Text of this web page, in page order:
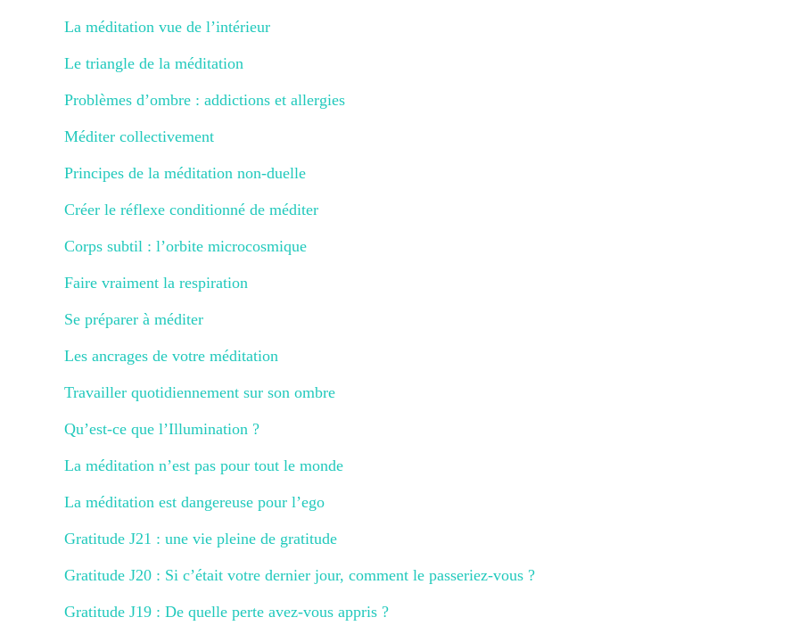
La méditation vue de l’intérieur
Le triangle de la méditation
Problèmes d’ombre : addictions et allergies
Méditer collectivement
Principes de la méditation non-duelle
Créer le réflexe conditionné de méditer
Corps subtil : l’orbite microcosmique
Faire vraiment la respiration
Se préparer à méditer
Les ancrages de votre méditation
Travailler quotidiennement sur son ombre
Qu’est-ce que l’Illumination ?
La méditation n’est pas pour tout le monde
La méditation est dangereuse pour l’ego
Gratitude J21 : une vie pleine de gratitude
Gratitude J20 : Si c’était votre dernier jour, comment le passeriez-vous ?
Gratitude J19 : De quelle perte avez-vous appris ?